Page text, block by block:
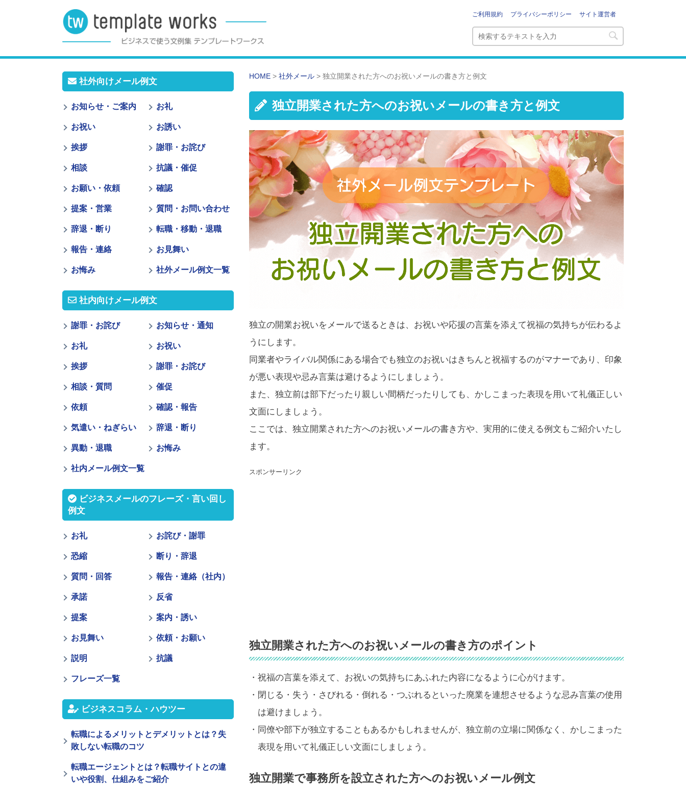
ご利用規約 プライバシーポリシー サイト運営者
HOME > 社外メール > 独立開業された方へのお祝いメールの書き方と例文
独立開業された方へのお祝いメールの書き方と例文
独立の開業お祝いをメールで送るときは、お祝いや応援の言葉を添えて祝福の気持ちが伝わるよ
うにします。
同業者やライバル関係にある場合でも独立のお祝いはきちんと祝福するのがマナーであり、印象
が悪い表現や忌み言葉は避けるようにしましょう。
また、独立前は部下だったり親しい間柄だったりしても、かしこまった表現を用いて礼儀正しい
文面にしましょう。
ここでは、独立開業された方へのお祝いメールの書き方や、実用的に使える例文もご紹介いたし
ます。
スポンサーリンク
独立開業された方へのお祝いメールの書き方のポイント
・祝福の言葉を添えて、お祝いの気持ちにあふれた内容になるように心がけます。
・閉じる・失う・さびれる・倒れる・つぶれるといった廃業を連想させるような忌み言葉の使用
は避けましょう。
・同僚や部下が独立することもあるかもしれませんが、独立前の立場に関係なく、かしこまった
表現を用いて礼儀正しい文面にしましょう。
独立開業で事務所を設立された方へのお祝いメール例文
社外向けメール例文
お知らせ・ご案内 お礼
お祝い お誘い
挨拶 謝罪・お詫び
相談 抗議・催促
お願い・依頼 確認
提案・営業 質問・お問い合わせ
辞退・断り 転職・移動・退職
報告・連絡 お見舞い
お悔み 社外メール例文一覧
社内向けメール例文
謝罪・お詫び お知らせ・通知
お礼 お祝い
挨拶 謝罪・お詫び
相談・質問 催促
依頼 確認・報告
気遣い・ねぎらい 辞退・断り
異動・退職 お悔み
社内メール例文一覧
ビジネスメールのフレーズ・言い回し
例文
お礼 お詫び・謝罪
恐縮 断り・辞退
質問・回答 報告・連絡（社内）
承諾 反省
提案 案内・誘い
お見舞い 依頼・お願い
説明 抗議
フレーズ一覧
ビジネスコラム・ハウツー
転職によるメリットとデメリットとは？失
敗しない転職のコツ
転職エージェントとは？転職サイトとの違
いや役割、仕組みをご紹介